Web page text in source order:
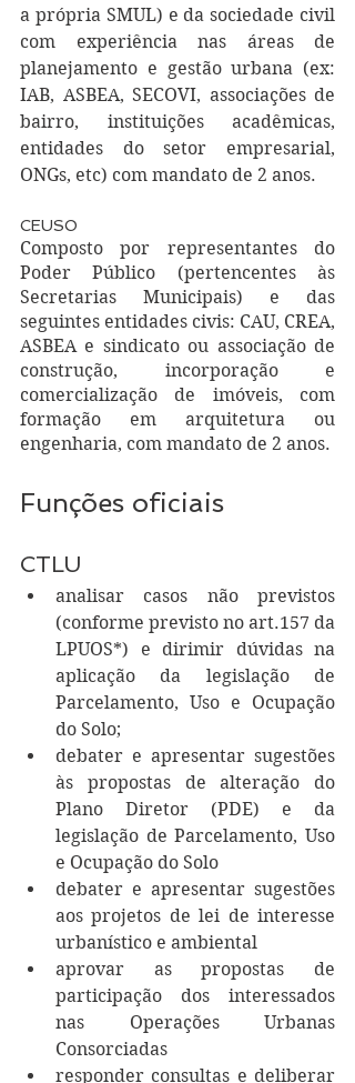
a própria SMUL) e da sociedade civil
com experiência nas áreas de
planejamento e gestão urbana (ex:
IAB, ASBEA, SECOVI, associações de
bairro, instituições acadêmicas,
entidades do setor empresarial,
ONGs, etc) com mandato de 2 anos.
CEUSO
Composto por representantes do
Poder Público (pertencentes às
Secretarias Municipais) e das
seguintes entidades civis: CAU, CREA,
ASBEA e sindicato ou associação de
construção, incorporação e
comercialização de imóveis, com
formação em arquitetura ou
engenharia, com mandato de 2 anos.
Funções oficiais
CTLU
analisar casos não previstos
(conforme previsto no art.157 da
LPUOS*) e dirimir dúvidas na
aplicação da legislação de
Parcelamento, Uso e Ocupação
do Solo;
debater e apresentar sugestões
às propostas de alteração do
Plano Diretor (PDE) e da
legislação de Parcelamento, Uso
e Ocupação do Solo
debater e apresentar sugestões
aos projetos de lei de interesse
urbanístico e ambiental
aprovar as propostas de
participação dos interessados
nas Operações Urbanas
Consorciadas
responder consultas e deliberar